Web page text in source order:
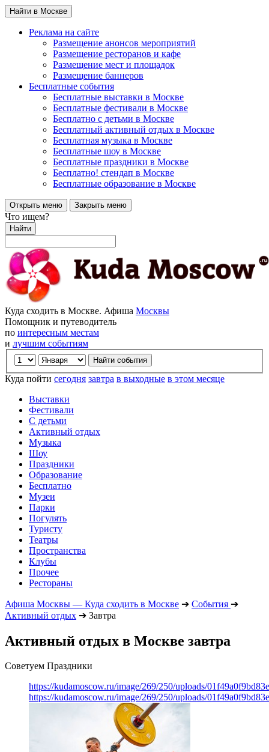
Найти в Москве
Реклама на сайте
Размещение анонсов мероприятий
Размещение ресторанов и кафе
Размещение мест и площадок
Размещение баннеров
Бесплатные события
Бесплатные выставки в Москве
Бесплатные фестивали в Москве
Бесплатно с детьми в Москве
Бесплатный активный отдых в Москве
Бесплатная музыка в Москве
Бесплатные шоу в Москве
Бесплатные праздники в Москве
Бесплатно! стендап в Москве
Бесплатные образование в Москве
Открыть меню Закрыть меню
Что ищем?
Найти
Куда сходить в Москве. Афиша Москвы
Помощник и путеводитель
по интересным местам
и лучшим событиям
Куда пойти сегодня завтра в выходные в этом месяце
Выставки
Фестивали
С детьми
Активный отдых
Музыка
Шоу
Праздники
Образование
Бесплатно
Музеи
Парки
Погулять
Туристу
Театры
Пространства
Клубы
Прочее
Рестораны
Афиша Москвы — Куда сходить в Москве ➔ События ➔
Активный отдых ➔ Завтра
Активный отдых в Москве завтра
Советуем Праздники
https://kudamoscow.ru/image/269/250/uploads/
https://kudamoscow.ru/image/269/250/uploads/